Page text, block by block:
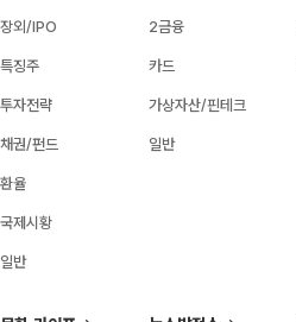
장외/IPO
특징주
투자전략
채권/펀드
환율
국제시황
일반
2금융
카드
가상자산/핀테크
일반